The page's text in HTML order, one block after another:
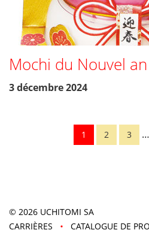
Mochi du Nouvel an
3 décembre 2024
1 2 3 …
© 2026 UCHITOMI SA
CARRIÈRES
CATALOGUE DE